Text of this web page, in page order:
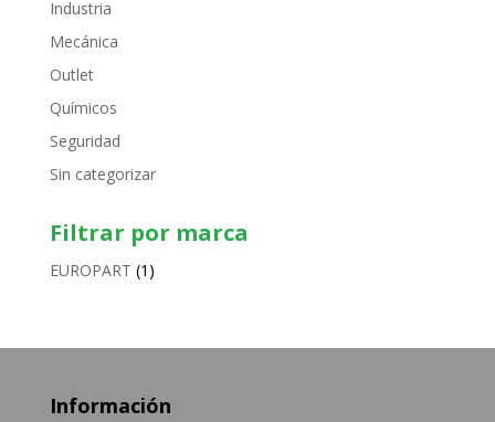
Industria
Mecánica
Outlet
Químicos
Seguridad
Sin categorizar
Filtrar por marca
EUROPART (1)
Información